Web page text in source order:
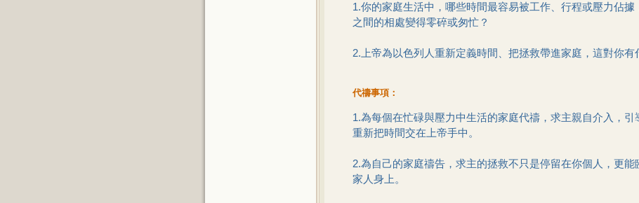
1.你的家庭生活中，哪些時間最容易被工作、行程或壓力佔據
之間的相處變得零碎或匆忙？
2.上帝為以色列人重新定義時間、把拯救帶進家庭，這對你有
代禱事項：
1.為每個在忙碌與壓力中生活的家庭代禱，求主親自介入，引
重新把時間交在上帝手中。
2.為自己的家庭禱告，求主的拯救不只是停留在你個人，更能
家人身上。